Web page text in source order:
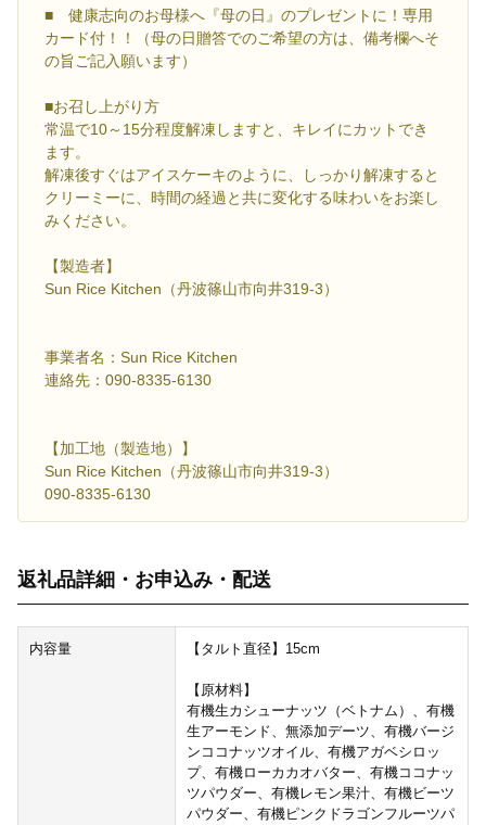
■ 健康志向のお母様へ『母の日』のプレゼントに！専用
カード付！！（母の日贈答でのご希望の方は、備考欄へそ
の旨ご記入願います）
■お召し上がり方
常温で10～15分程度解凍しますと、キレイにカットでき
ます。
解凍後すぐはアイスケーキのように、しっかり解凍すると
クリーミーに、時間の経過と共に変化する味わいをお楽し
みください。
【製造者】
Sun Rice Kitchen（丹波篠山市向井319-3）
事業者名：Sun Rice Kitchen
連絡先：090-8335-6130
【加工地（製造地）】
Sun Rice Kitchen（丹波篠山市向井319-3）
090-8335-6130
返礼品詳細・お申込み・配送
内容量 【タルト直径】15cm
【原材料】
有機生カシューナッツ（ベトナム）、有機
生アーモンド、無添加デーツ、有機バージ
ンココナッツオイル、有機アガベシロッ
プ、有機ローカカオバター、有機ココナッ
ツパウダー、有機レモン果汁、有機ビーツ
パウダー、有機ピンクドラゴンフルーツパ